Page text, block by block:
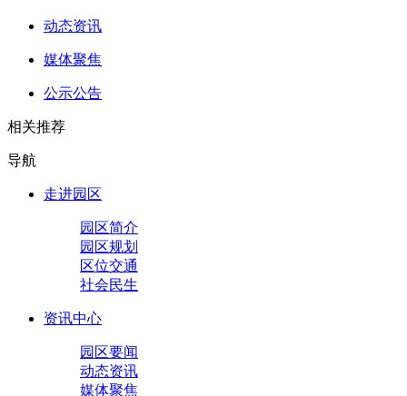
动态资讯
媒体聚焦
公示公告
相关推荐
导航
走进园区
园区简介
园区规划
区位交通
社会民生
资讯中心
园区要闻
动态资讯
媒体聚焦